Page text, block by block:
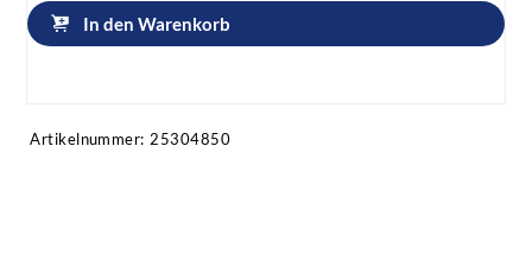
In den Warenkorb
Artikelnummer: 25304850